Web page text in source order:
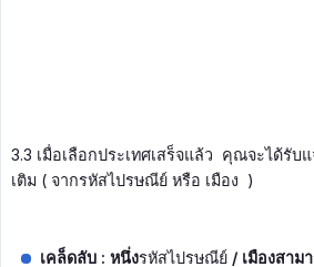
3.3 เมื่อเลือกประเทศเสร็จแล้ว คุณจะได้รับ
เติม ( จากรหัสไปรษณีย์ หรือ เมือง )
เคล็ดลับ : หนึ่งรหัสไปรษณีย์ / เมืองสาม